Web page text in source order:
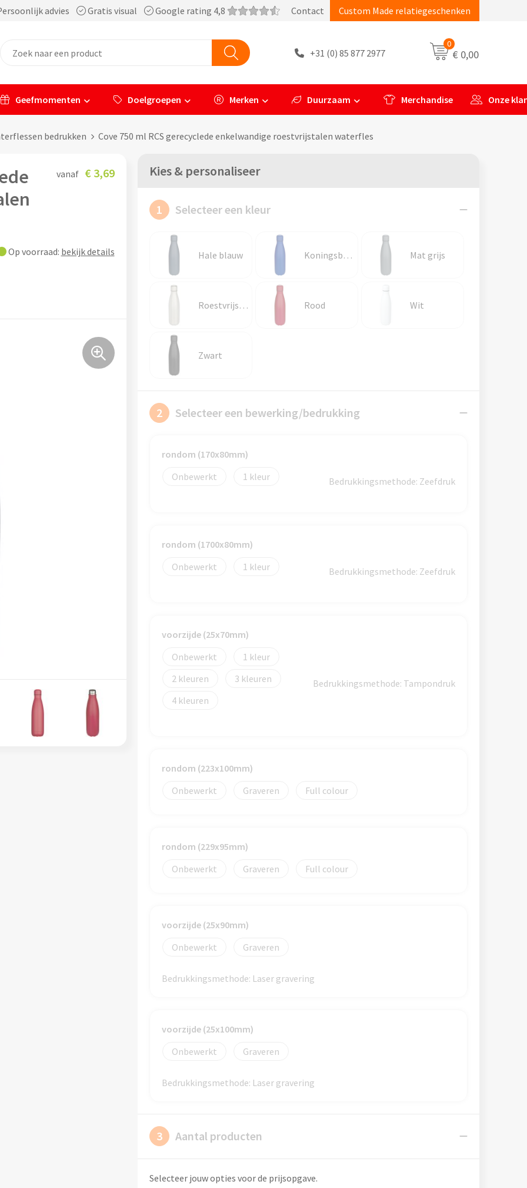
advies Gratis visual Google rating 4,8 Contact Custom Made relatiegeschenken
+31 (0) 85 877 2977
0
€ 0,00
Geefmomenten Doelgroepen Merken Duurzaam Merchandise Onze
bedrukken Cove 750 ml RCS gerecyclede enkelwandige roestvrijstalen waterfles
vanaf € 3,69
Op voorraad: bekijk details
Kies & personaliseer
1 Selecteer een kleur
Hale blauw Koningsblauw Mat grijs
Roestvrijstaal Rood Wit
Zwart
2 Selecteer een bewerking/bedrukking
rondom (170x80mm)
Onbewerkt
1 Bedrukkingsmethode: Zeefdruk
rondom (1700x80mm)
Onbewerkt
1 Bedrukkingsmethode: Zeefdruk
voorzijde (25x70mm)
Onbewerkt
1
2
3
4
Bedrukkingsmethode: Tampondruk
rondom (223x100mm)
Onbewerkt
Graveren Full colour
rondom (229x95mm)
Onbewerkt
Graveren Full colour
voorzijde (25x90mm)
Onbewerkt
Graveren
Bedrukkingsmethode: Laser gravering
voorzijde (25x100mm)
Onbewerkt
Graveren
Bedrukkingsmethode: Laser gravering
3 Aantal producten
Selecteer jouw opties voor de prijsopgave.